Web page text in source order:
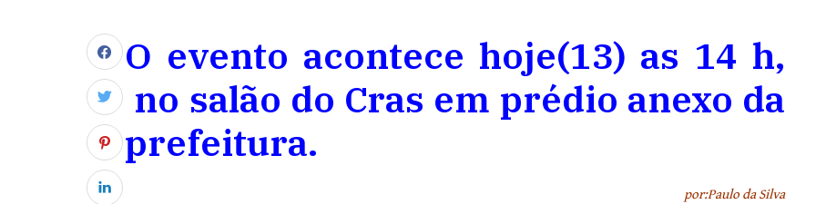
O evento acontece hoje(13) as 14 h,
no salão do Cras em prédio anexo da
prefeitura.
por:Paulo da Silva